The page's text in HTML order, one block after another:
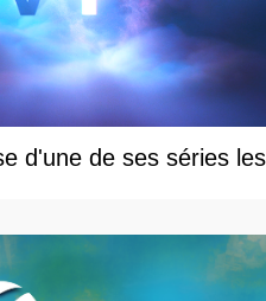
d'une de ses séries les